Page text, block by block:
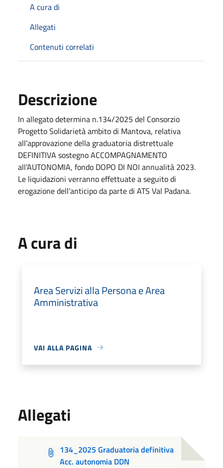
A cura di
Allegati
Contenuti correlati
Descrizione
In allegato determina n.134/2025 del Consorzio
Progetto Solidarietà ambito di Mantova, relativa
all’approvazione della graduatoria distrettuale
DEFINITIVA sostegnoACCOMPAGNAMENTO
all'AUTONOMIA, fondo DOPO DI NOI annualità 2023.
Le liquidazioni verranno effettuate a seguito di
erogazione dell’anticipo da parte di ATS Val Padana.
A cura di
Area Servizi alla Persona e Area
Amministrativa
VAI ALLA PAGINA
Allegati
134_2025 Graduatoria definitiva
Acc. autonomia DDN